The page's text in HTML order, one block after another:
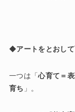
◆アートをとおし
一つは「心育て＝
育ち 」。